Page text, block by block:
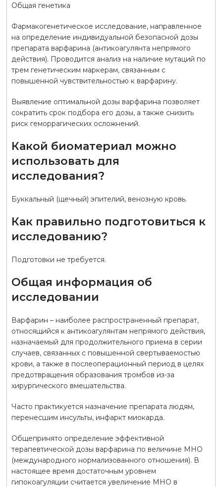
Общая генетика
Фармакогенетическое исследование, направленное
на определение индивидуальной безопасной дозы
препарата варфарина (антикоагулянта непрямого
действия). Проводится анализ на наличие мутаций по
трем генетическим маркерам, связанным с
повышенной чувствительностью к варфарину.
Выявление оптимальной дозы варфарина позволяет
сократить срок подбора его дозы, а также снизить
риск геморрагических осложнений.
Какой биоматериал можно
использовать для
исследования?
Буккальный (щечный) эпителий, венозную кровь.
Как правильно подготовиться к
исследованию?
Подготовки не требуется.
Общая информация об
исследовании
Варфарин – наиболее распространенный препарат,
относящийся к антикоагулянтам непрямого действия,
назначаемый для продолжительного приема в серии
случаев, связанных с повышенной свертываемостью
крови, а также в послеоперационный период в целях
предотвращения образования тромбов из-за
хирургического вмешательства.
Часто практикуется назначение препарата людям,
перенесшим инсульты, инфаркт миокарда.
Общепринято определение эффективной
терапевтической дозы варфарина по величине МНО
(международного нормализованного отношения). В
настоящее время достаточным уровнем
гипокоагуляции считается увеличение МНО в